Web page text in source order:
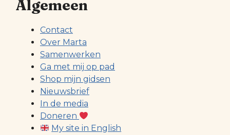
Algemeen
Contact
Over Marta
Samenwerken
Ga met mij op pad
Shop mijn gidsen
Nieuwsbrief
In de media
Doneren
My site in English